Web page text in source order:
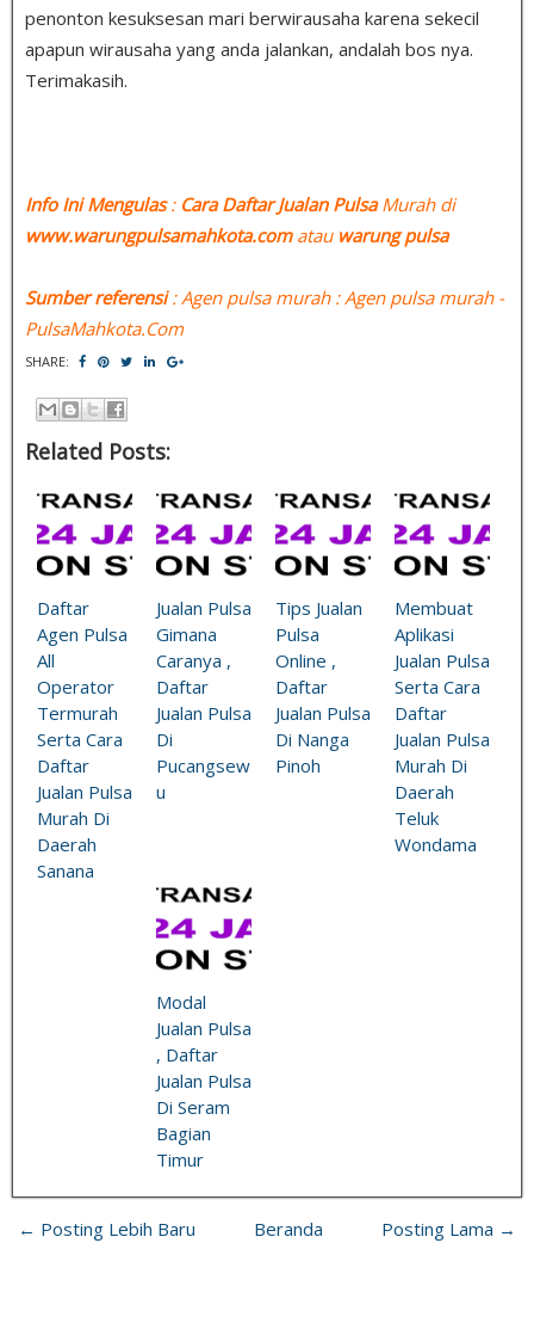
penonton kesuksesan mari berwirausaha karena sekecil
apapun wirausaha yang anda jalankan, andalah bos nya.
Terimakasih.
Info Ini Mengulas: Cara Daftar Jualan PulsaMurah di
www.warungpulsamahkota.comatau warung pulsa
Sumber referensi: Agen pulsa murah : Agen pulsa murah -
PulsaMahkota.Com
SHARE:
Related Posts:
Daftar
Agen Pulsa
All
Operator
Termurah
Serta Cara
Daftar
Jualan Pulsa
Murah Di
Daerah
Sanana
Jualan Pulsa
Gimana
Caranya ,
Daftar
Jualan Pulsa
Di
Pucangsew
u
Tips Jualan
Pulsa
Online ,
Daftar
Jualan Pulsa
Di Nanga
Pinoh
Membuat
Aplikasi
Jualan Pulsa
Serta Cara
Daftar
Jualan Pulsa
Murah Di
Daerah
Teluk
Wondama
Modal
Jualan Pulsa
, Daftar
Jualan Pulsa
Di Seram
Bagian
Timur
← Posting Lebih Baru Posting Lama →
Beranda